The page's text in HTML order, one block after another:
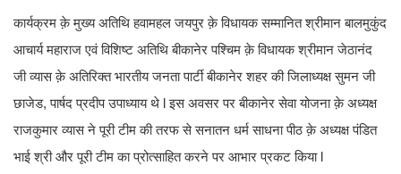
कार्यक्रम क़े मुख्य अतिथि हवामहल जयपुर क़े विधायक सम्मानित श्रीमान बालमुकुंद
आचार्य महाराज एवं विशिष्ट अतिथि बीकानेर पश्चिम क़े विधायक श्रीमान जेठानंद
जी व्यास क़े अतिरिक्त भारतीय जनता पार्टी बीकानेर शहर की जिलाध्यक्ष सुमन जी
छाजेड, पार्षद प्रदीप उपाध्याय थे l इस अवसर पर बीकानेर सेवा योजना क़े अध्यक्ष
राजकुमार व्यास ने पूरी टीम की तरफ से सनातन धर्म साधना पीठ क़े अध्यक्ष पंडित
भाई श्री और पूरी टीम का प्रोत्साहित करने पर आभार प्रकट किया l